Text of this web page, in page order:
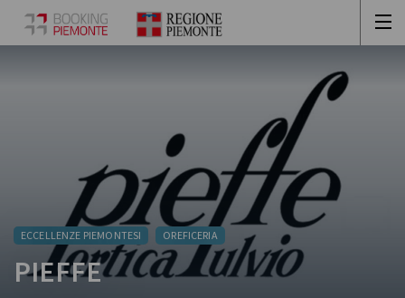
ECCELLENZE PIEMONTESI OREFICERIA
PIEFFE